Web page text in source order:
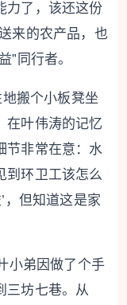
力了，该还这份
来的农产品，也
”同行者。
搬个小板凳坐
在叶伟涛的记忆
节非常在意：水
到环卫工该怎么
但知道这是家
小弟因做了个手
三坊七巷。从